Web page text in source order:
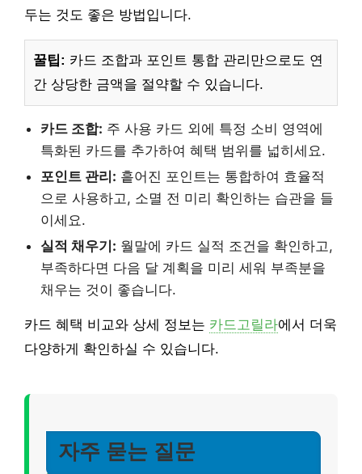
두는 것도 좋은 방법입니다.
꿀팁: 카드 조합과 포인트 통합 관리만으로도 연
간 상당한 금액을 절약할 수 있습니다.
카드 조합: 주 사용 카드 외에 특정 소비 영역에
특화된 카드를 추가하여 혜택 범위를 넓히세요.
포인트 관리: 흩어진 포인트는 통합하여 효율적
으로 사용하고, 소멸 전 미리 확인하는 습관을 들
이세요.
실적 채우기: 월말에 카드 실적 조건을 확인하고,
부족하다면 다음 달 계획을 미리 세워 부족분을
채우는 것이 좋습니다.
카드 혜택 비교와 상세 정보는 카드고릴라에서 더욱
다양하게 확인하실 수 있습니다.
자주 묻는 질문